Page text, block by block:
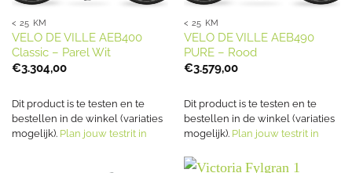
< 25 KM
VELO DE VILLE AEB400
Classic – Parel Wit
€3.304,00
Dit product is te testen en te
bestellen in de winkel (variaties
mogelijk). Plan jouw testrit in
< 25 KM
VELO DE VILLE AEB490
PURE – Rood
€3.579,00
Dit product is te testen en te
bestellen in de winkel (variaties
mogelijk). Plan jouw testrit in